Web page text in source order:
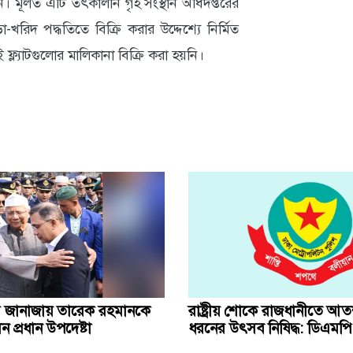
পদ্ধতিতে বিক্রি করার উদ্দেশ্যে নির্মিত
মালিকানা বিক্রি করা হয়নি।
জানাজায় তারেক রহমানকে
প্রধান উপদেষ্টা
রাষ্ট্রীয় শোকে রাজধানীতে
ধরনের উৎসব নিষিদ্ধ: ডিএমপি